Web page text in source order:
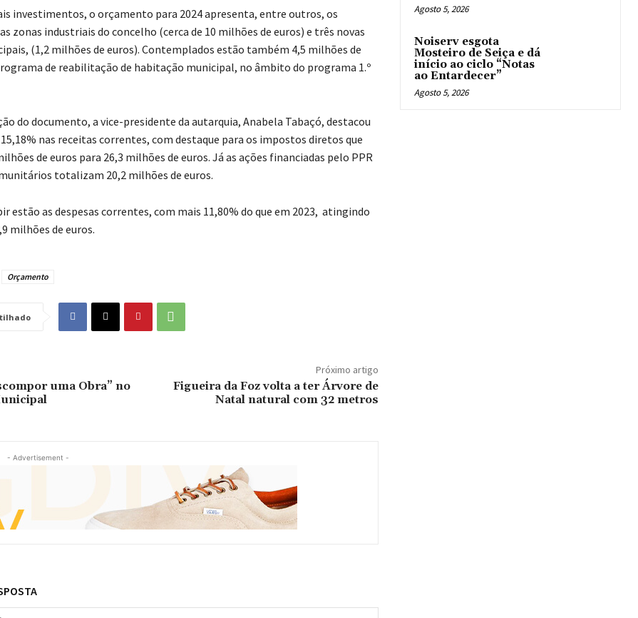
investimentos, o orçamento para 2024 apresenta, entre outros, os
zonas industriais do concelho (cerca de 10 milhões de euros) e três novas
(1,2 milhões de euros). Contemplados estão também 4,5 milhões de
de reabilitação de habitação municipal, no âmbito do programa 1.º
do documento, a vice-presidente da autarquia, Anabela Tabaçó, destacou
nas receitas correntes, com destaque para os impostos diretos que
de euros para 26,3 milhões de euros. Já as ações financiadas pelo PPR
totalizam 20,2 milhões de euros.
estão as despesas correntes, com mais 11,80% do que em 2023, atingindo
milhões de euros.
Orçamento
uma Obra” no
Próximo artigo
Figueira da Foz volta a ter Árvore de
Natal natural com 32 metros
- Advertisement -
Agosto 5, 2026
Noiserv esgota
Mosteiro de Seiça e dá
início ao ciclo “Notas
ao Entardecer”
Agosto 5, 2026